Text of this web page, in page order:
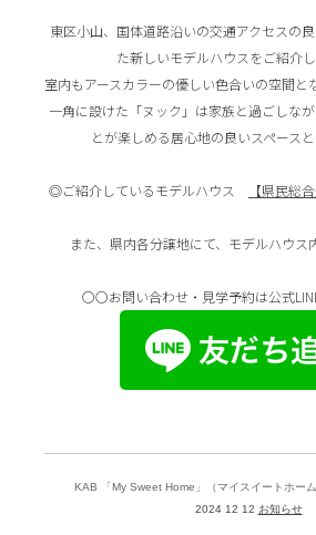
東区小山、国体道路沿いの交通アクセスの
た新しいモデルハウスをご紹介し
室内もアースカラーの優しい色合いの空間と
一角に設けた「ヌック」は家族と過ごしな
とが楽しめる居心地の良いスペースと
◎ご紹介しているモデルハウス 【県民総
また、県内各分譲地にて、モデルハウス
〇〇お問い合わせ・見学予約は公式
KAB 「My Sweet Home」（マイスイートホー
2024 12 12 お知らせ